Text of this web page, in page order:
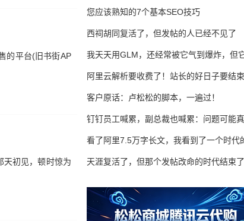
的平台(旧书街AP
天初见，顿时惊为
错过了
您应该熟知的7个基本SEO技巧
西祠胡同复活了，但发帖的人已经不见了
我天天用GLM，还经常被它气到爆炸，但
16万亿
阿里云解析要收费了！站长的好日子要结
客户原话：卢松松的脚本，一遍过！
钉钉员工喊累，副总裁也喊累：问题可能
了
看了阿里7.5万字长文，我看到了一个时代
天涯复活了，但那个发帖改命的时代结束了